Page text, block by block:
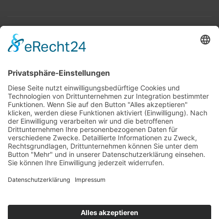
Jahrescharts
Top 100
Hot 50
Top Neueinsteiger
Highscores